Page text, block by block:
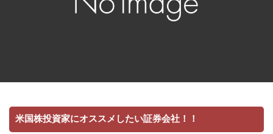
米国株投資家にオススメしたい証券会社！！